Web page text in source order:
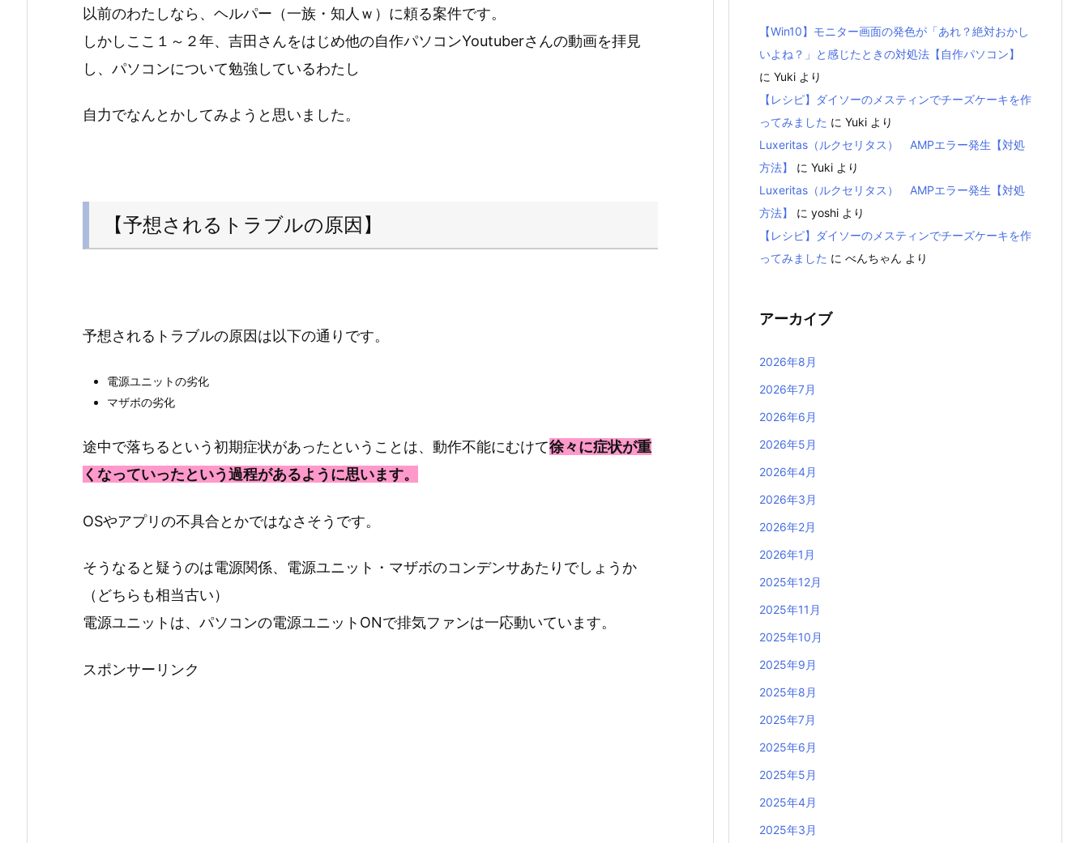
以前のわたしなら、ヘルパー（一族・知人ｗ）に頼る案件です。
しかしここ１～２年、吉田さんをはじめ他の自作パソコンYoutuberさんの動画を拝見
し、パソコンについて勉強しているわたし
自力でなんとかしてみようと思いました。
【予想されるトラブルの原因】
予想されるトラブルの原因は以下の通りです。
電源ユニットの劣化
マザボの劣化
途中で落ちるという初期症状があったということは、動作不能にむけて徐々に症状が重
くなっていったという過程があるように思います。
OSやアプリの不具合とかではなさそうです。
そうなると疑うのは電源関係、電源ユニット・マザボのコンデンサあたりでしょうか
（どちらも相当古い）
電源ユニットは、パソコンの電源ユニットONで排気ファンは一応動いています。
スポンサーリンク
【Win10】モニター画面の発色が「あれ？絶対おかし
いよね？」と感じたときの対処法【自作パソコン】
に Yuki より
【レシピ】ダイソーのメスティンでチーズケーキを作
ってみました に Yuki より
Luxeritas（ルクセリタス） AMPエラー発生【対処
方法】
に Yuki より
Luxeritas（ルクセリタス） AMPエラー発生【対処
方法】
に yoshi より
【レシピ】ダイソーのメスティンでチーズケーキを作
ってみました に べんちゃん より
アーカイブ
2026年8月
2026年7月
2026年6月
2026年5月
2026年4月
2026年3月
2026年2月
2026年1月
2025年12月
2025年11月
2025年10月
2025年9月
2025年8月
2025年7月
2025年6月
2025年5月
2025年4月
2025年3月